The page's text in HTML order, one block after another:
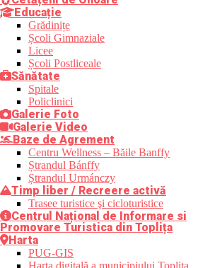
Educație
Grădinițe
Școli Gimnaziale
Licee
Școli Postliceale
Sănătate
Spitale
Policlinici
Galerie Foto
Galerie Video
Baze de Agrement
Centru Wellness – Băile Banffy
Ștrandul Bánffy
Ștrandul Urmánczy
Timp liber / Recreere activă
Trasee turistice şi cicloturistice
Centrul Național de Informare si
Promovare Turistica din Toplița
Harta
PUG-GIS
Harta digitală a municipiului Toplița